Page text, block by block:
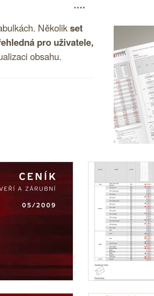
Několikset
pro uživatele,
obsahu.